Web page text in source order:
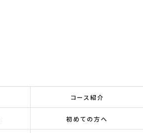
コース紹介
初めての方へ